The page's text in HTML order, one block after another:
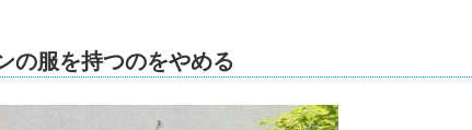
の服を持つのをやめる